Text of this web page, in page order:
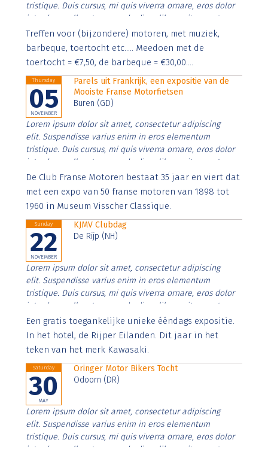
tristique. Duis cursus, mi quis viverra ornare, eros dolor
interdum nulla, ut commodo diam libero vitae erat.
Aenean faucibus nibh et justo cursus id rutrum lorem
imperdiet. Nunc ut sem vitae risus tristique posuere.
Treffen voor (bijzondere) motoren, met muziek,
barbeque, toertocht etc..... Meedoen met de
toertocht = €7,50, de barbeque = €30,00....
Thursday
05
NOVEMBER
Parels uit Frankrijk, een expositie van de
Mooiste Franse Motorfietsen
Buren (GD)
Lorem ipsum dolor sit amet, consectetur adipiscing
elit. Suspendisse varius enim in eros elementum
tristique. Duis cursus, mi quis viverra ornare, eros dolor
interdum nulla, ut commodo diam libero vitae erat.
Aenean faucibus nibh et justo cursus id rutrum lorem
imperdiet. Nunc ut sem vitae risus tristique posuere.
De Club Franse Motoren bestaat 35 jaar en viert dat
met een expo van 50 franse motoren van 1898 tot
1960 in Museum Visscher Classique.
Sunday
22
NOVEMBER
KJMV Clubdag
De Rijp (NH)
Lorem ipsum dolor sit amet, consectetur adipiscing
elit. Suspendisse varius enim in eros elementum
tristique. Duis cursus, mi quis viverra ornare, eros dolor
interdum nulla, ut commodo diam libero vitae erat.
Aenean faucibus nibh et justo cursus id rutrum lorem
imperdiet. Nunc ut sem vitae risus tristique posuere.
Een gratis toegankelijke unieke ééndags expositie.
In het hotel, de Rijper Eilanden. Dit jaar in het
teken van het merk Kawasaki.
Saturday
30
MAY
Oringer Motor Bikers Tocht
Odoorn (DR)
Lorem ipsum dolor sit amet, consectetur adipiscing
elit. Suspendisse varius enim in eros elementum
tristique. Duis cursus, mi quis viverra ornare, eros dolor
interdum nulla, ut commodo diam libero vitae erat.